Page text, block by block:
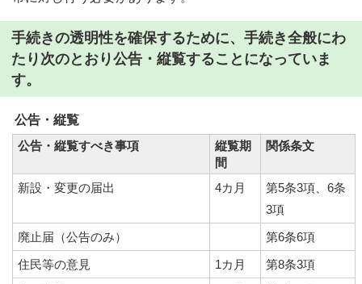
手続きの透明性を確保するために、手続き全般にわ
たり次のとおり公告・縦覧することになっていま
す。
公告・縦覧
公告・縦覧すべき事項
縦覧期
間
関係条文
新設・変更の届出 4カ月
第5条3項、6条
3項
廃止届（公告のみ）
第6条6項
住民等の意見
1カ月
第8条3項